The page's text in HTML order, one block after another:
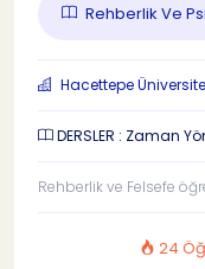
Rehberlik Ve
Hacettepe
DERSLER : Zaman
Rehberlik ve Felsefe
24